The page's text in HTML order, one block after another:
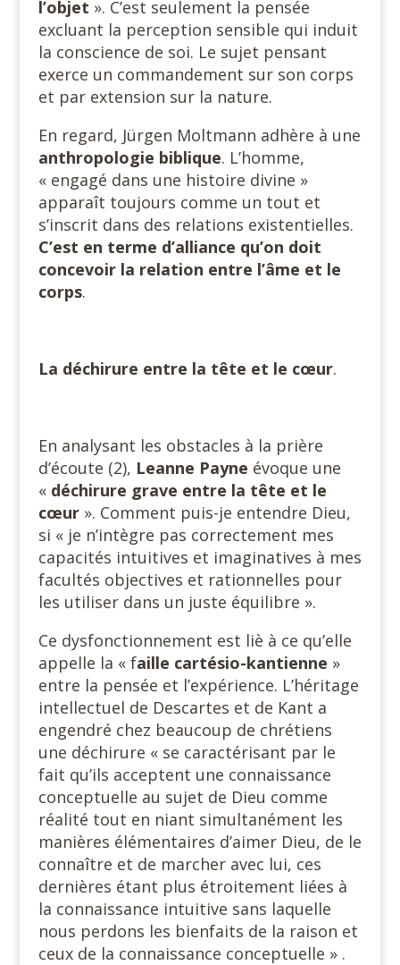
l’objet ». C’est seulement la pensée
excluant la perception sensible qui induit
la conscience de soi. Le sujet pensant
exerce un commandement sur son corps
et par extension sur la nature.
En regard, Jürgen Moltmann adhère à une
anthropologie biblique. L’homme,
« engagé dans une histoire divine »
apparaît toujours comme un tout et
s’inscrit dans des relations existentielles.
C’est en terme d’alliance qu’on doit
concevoir la relation entre l’âme et le
corps.
La déchirure entre la tête et le cœur.
En analysant les obstacles à la prière
d’écoute (2), Leanne Payne évoque une
« déchirure grave entre la tête et le
cœur ». Comment puis-je entendre Dieu,
si « je n’intègre pas correctement mes
capacités intuitives et imaginatives à mes
facultés objectives et rationnelles pour
les utiliser dans un juste équilibre ».
Ce dysfonctionnement est liè à ce qu’elle
appelle la « faille cartésio-kantienne »
entre la pensée et l’expérience. L’héritage
intellectuel de Descartes et de Kant a
engendré chez beaucoup de chrétiens
une déchirure « se caractérisant par le
fait qu’ils acceptent une connaissance
conceptuelle au sujet de Dieu comme
réalité tout en niant simultanément les
manières élémentaires d’aimer Dieu, de le
connaître et de marcher avec lui, ces
dernières étant plus étroitement liées à
la connaissance intuitive sans laquelle
nous perdons les bienfaits de la raison et
ceux de la connaissance conceptuelle » .